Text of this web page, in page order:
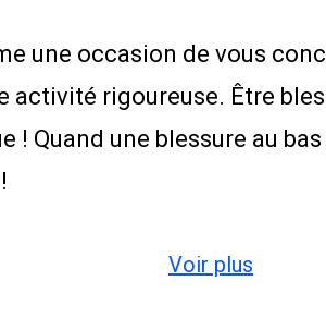
une occasion de vous
rigoureuse. Être
Quand une blessure au
Voir plus